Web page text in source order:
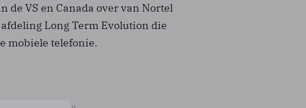
de VS en Canada over van Nortel
Long Term Evolution die
mobiele telefonie.